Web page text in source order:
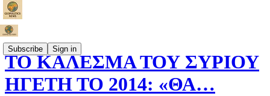
Subscribe Sign in
ΤΟ ΚΑΛΕΣΜΑ ΤΟΥ ΣΥΡΙΟΥ
ΗΓΕΤΗ ΤΟ 2014: «ΘΑ…